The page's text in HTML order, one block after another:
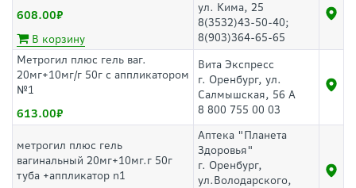
608.00
В корзину
ул. Кима, 25
8(3532)43-50-40;
8(903)364-65-65
Метрогил плюс гель ваг.
20мг+10мг/г 50г с аппликатором
№1
613.00
Вита Экспресс
г. Оренбург, ул.
Салмышская, 56 А
8 800 755 00 03
метрогил плюс гель
вагинальный 20мг+10мг.г 50г
туба +аппликатор n1
Аптека "Планета
Здоровья"
г. Оренбург,
ул.Володарского,